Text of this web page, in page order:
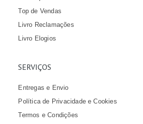
Top de Vendas
Livro Reclamações
Livro Elogios
SERVIÇOS
Entregas e Envio
Política de Privacidade e Cookies
Termos e Condições